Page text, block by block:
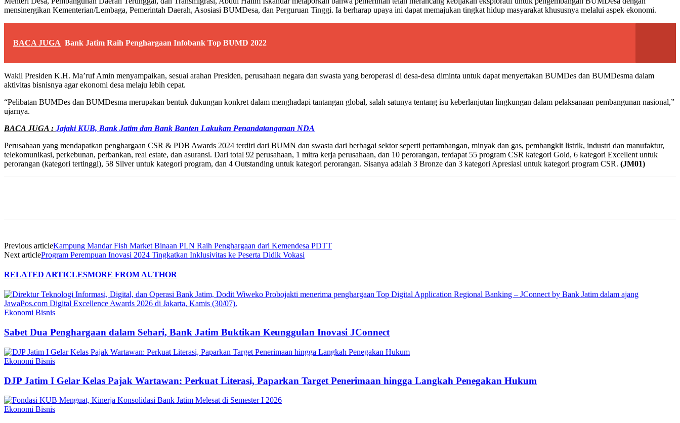
mensinergikan Kementerian/Lembaga, Pemerintah Daerah, Asosiasi BUMDesa, dan Perguruan Tinggi. Ia berharap upaya ini dapat memajukan tingkat hidup masyarakat khususnya melalui aspek ekonomi.
BACA JUGA Bank Jatim Raih Penghargaan Infobank Top BUMD 2022
Wakil Presiden K.H. Ma’ruf Amin menyampaikan, sesuai arahan Presiden, perusahaan negara dan swasta yang beroperasi di desa-desa diminta untuk dapat menyertakan BUMDes dan BUMDesma dalam
aktivitas bisnisnya agar ekonomi desa melaju lebih cepat.
“Pelibatan BUMDes dan BUMDesma merupakan bentuk dukungan konkret dalam menghadapi tantangan global, salah satunya tentang isu keberlanjutan lingkungan dalam pelaksanaan pembangunan nasional,”
ujarnya.
BACA JUGA : Jajaki KUB, Bank Jatim dan Bank Banten Lakukan Penandatanganan NDA
Perusahaan yang mendapatkan penghargaan CSR & PDB Awards 2024 terdiri dari BUMN dan swasta dari berbagai sektor seperti pertambangan, minyak dan gas, pembangkit listrik, industri dan manufaktur,
telekomunikasi, perkebunan, perbankan, real estate, dan asuransi. Dari total 92 perusahaan, 1 mitra kerja perusahaan, dan 10 perorangan, terdapat 55 program CSR kategori Gold, 6 kategori Excellent untuk
perorangan (kategori tertinggi), 58 Silver untuk kategori program, dan 4 Outstanding untuk kategori perorangan. Sisanya adalah 3 Bronze dan 3 kategori Apresiasi untuk kategori program CSR. (JM01)
Previous articleKampung Mandar Fish Market Binaan PLN Raih Penghargaan dari Kemendesa PDTT
Next articleProgram Perempuan Inovasi 2024 Tingkatkan Inklusivitas ke Peserta Didik Vokasi
RELATED ARTICLESMORE FROM AUTHOR
Ekonomi Bisnis
Sabet Dua Penghargaan dalam Sehari, Bank Jatim Buktikan Keunggulan Inovasi JConnect
Ekonomi Bisnis
DJP Jatim I Gelar Kelas Pajak Wartawan: Perkuat Literasi, Paparkan Target Penerimaan hingga Langkah Penegakan Hukum
Ekonomi Bisnis